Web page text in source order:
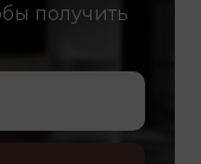
получить